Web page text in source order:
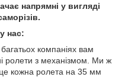
напрямні у вигляді
нас:
компаніях вам
ролети з механізмом. Ми ж
кожна ролета на 35 мм